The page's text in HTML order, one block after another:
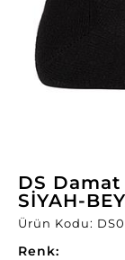
DS
SİYAH-
Ürün Kodu:
Renk: